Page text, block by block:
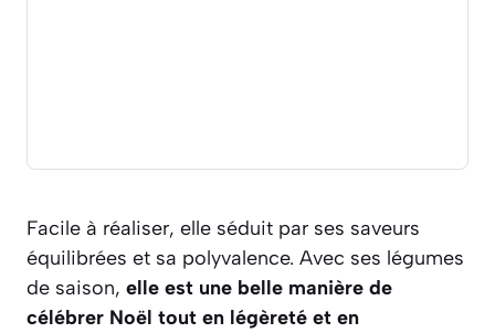
Facile à réaliser, elle séduit par ses saveurs
équilibrées et sa polyvalence. Avec ses légumes
de saison, elle est une belle manière de
célébrer Noël tout en légèreté et en